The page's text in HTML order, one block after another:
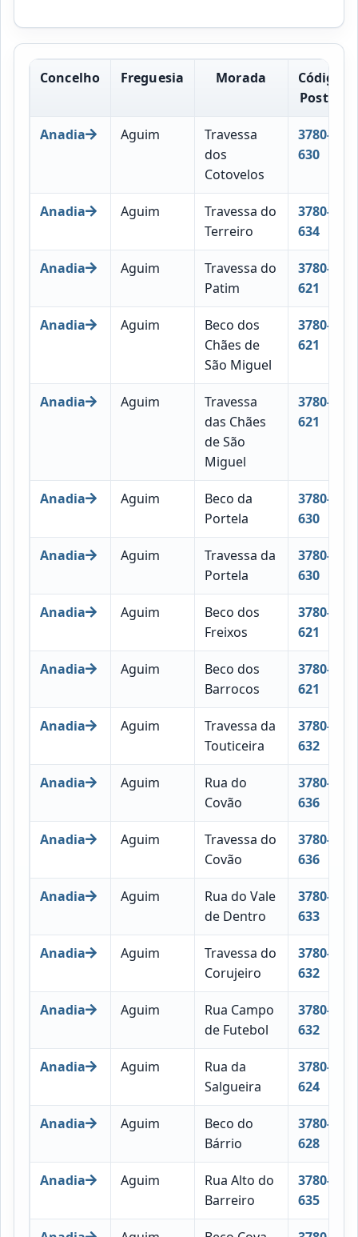
Concelho Freguesia Morada
Código
Postal
Anadia Aguim
Travessa
dos
Cotovelos
3780-
630
Anadia Aguim
Travessa do
Terreiro
3780-
634
Anadia Aguim
Travessa do
Patim
3780-
621
Anadia Aguim
Beco dos
Chães de
São Miguel
3780-
621
Anadia Aguim
Travessa
das Chães
de São
Miguel
3780-
621
Anadia Aguim
Beco da
Portela
3780-
630
Anadia Aguim
Travessa da
Portela
3780-
630
Anadia Aguim
Beco dos
Freixos
3780-
621
Anadia Aguim
Beco dos
Barrocos
3780-
621
Anadia Aguim
Travessa da
Touticeira
3780-
632
Anadia Aguim
Rua do
Covão
3780-
636
Anadia Aguim
Travessa do
Covão
3780-
636
Anadia Aguim
Rua do Vale
de Dentro
3780-
633
Anadia Aguim
Travessa do
Corujeiro
3780-
632
Anadia Aguim
Rua Campo
de Futebol
3780-
632
Anadia Aguim
Rua da
Salgueira
3780-
624
Anadia Aguim
Beco do
Bárrio
3780-
628
Anadia Aguim
Rua Alto do
Barreiro
3780-
635